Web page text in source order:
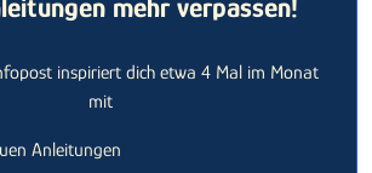
inspiriert dich etwa 4 Mal im Monat
mit
Anleitungen